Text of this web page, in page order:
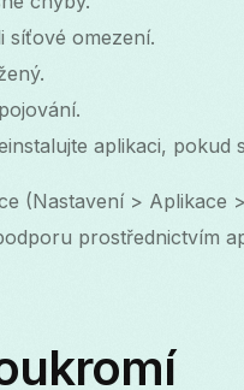
síťové omezení.
aplikaci, pokud
(Nastavení > Aplikace
prostřednictvím